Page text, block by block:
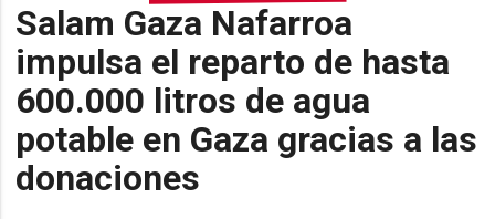
Salam Gaza Nafarroa
impulsa el reparto de hasta
600.000 litros de agua
potable en Gaza gracias a las
donaciones